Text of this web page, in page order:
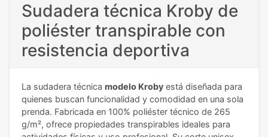
Sudadera técnica Kroby de
poliéster transpirable con
resistencia deportiva
La sudadera técnica modelo Kroby está diseñada para
quienes buscan funcionalidad y comodidad en una sola
prenda. Fabricada en 100% poliéster técnico de 265
g/m², ofrece propiedades transpirables ideales para